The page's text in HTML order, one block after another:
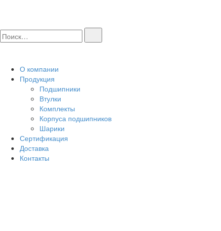
О компании
Продукция
Подшипники
Втулки
Комплекты
Корпуса подшипников
Шарики
Сертификация
Доставка
Контакты